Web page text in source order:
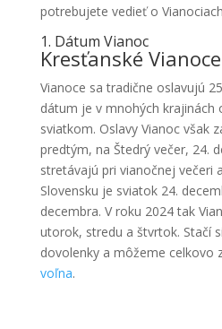
potrebujete vedieť o
1. Dátum Vianoc
Kresťanské Vianoce
Vianoce sa tradične oslavujú
dátum je v mnohých krajinách
sviatkom. Oslavy Vianoc však
predtým, na Štedrý večer, 24.
stretávajú pri vianočnej večeri
Slovensku je sviatok 24.
decembra. V roku 2024 tak
utorok, stredu a štvrtok. Stačí
dovolenky a môžeme celkovo
voľna.